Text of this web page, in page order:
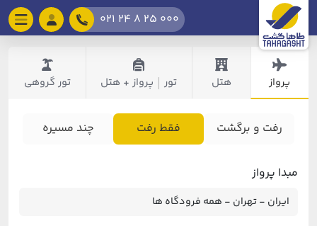
021 24 8 25 000
پرواز هتل تور پرواز + هتل تور گروهی
رفت و برگشت فقط رفت چند مسیره
مبدا پرواز